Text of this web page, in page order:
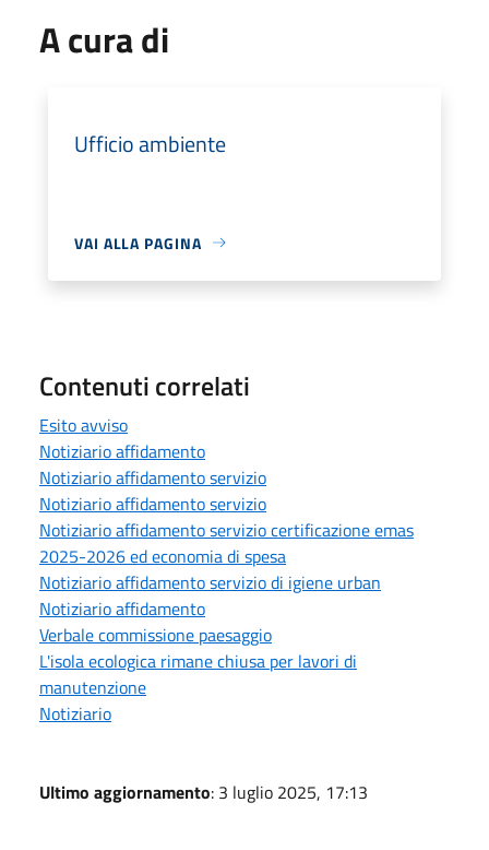
A cura di
Ufficio ambiente
VAI ALLA PAGINA
Contenuti correlati
Esito avviso
Notiziario affidamento
Notiziario affidamento servizio
Notiziario affidamento servizio
Notiziario affidamento servizio certificazione emas
2025-2026 ed economia di spesa
Notiziario affidamento servizio di igiene urban
Notiziario affidamento
Verbale commissione paesaggio
L'isola ecologica rimane chiusa per lavori di
manutenzione
Notiziario
Ultimo aggiornamento: 3 luglio 2025, 17:13